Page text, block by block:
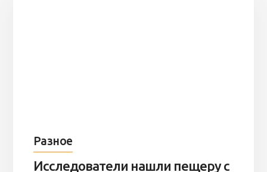
Разное
Исследователи нашли пещеру с